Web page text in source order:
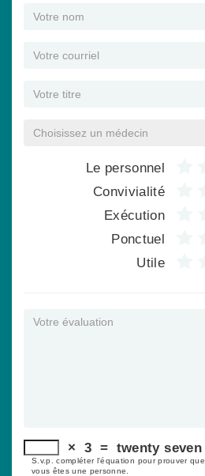
Le personnel
Convivialité
Exécution
Ponctuel
Utile
× 3 = twenty seven
S.v.p. compléter l'équation pour prouver que
vous êtes une personne.